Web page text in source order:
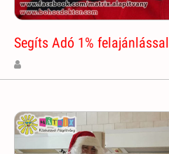
Segíts Adó 1% felajánlással